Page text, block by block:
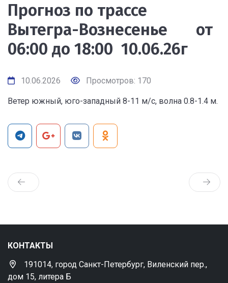
Прогноз по трассе
Вытегра-Вознесенье от
06:00 до 18:00 10.06.26г
10.06.2026 Просмотров: 170
Ветер южный, юго-западный 8-11 м/с, волна 0.8-1.4 м.
КОНТАКТЫ
191014, город Санкт-Петербург, Виленский пер.,
дом 15, литера Б